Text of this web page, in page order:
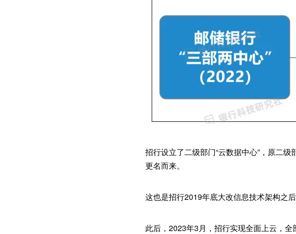
招行设立了二级部门“云数据中心”，原二级
更名而来。
这也是招行2019年底大改信息技术架构之
此后，2023年3月，招行实现全面上云，